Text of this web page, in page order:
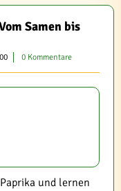
Samen bis
0 Kommentare
und lernen